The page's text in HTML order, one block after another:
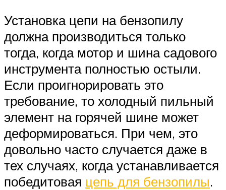
Установка цепи на бензопилу
должна производиться только
тогда, когда мотор и шина садового
инструмента полностью остыли.
Если проигнорировать это
требование, то холодный пильный
элемент на горячей шине может
деформироваться. При чем, это
довольно часто случается даже в
тех случаях, когда устанавливается
победитовая цепь для бензопилы.